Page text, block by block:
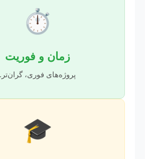
⏱️
زمان و فوریت
پروژه‌های فوری، گران‌تر.
🎓